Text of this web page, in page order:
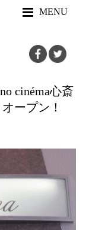
MENU
cinéma心斎
ープン！